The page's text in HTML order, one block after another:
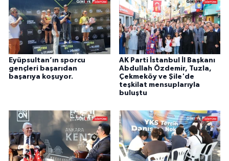
Eyüpsultan’ın sporcu
gençleri başarıdan
başarıya koşuyor.
AK Parti İstanbul İl Başkanı
Abdullah Özdemir, Tuzla,
Çekmeköy ve Şile'de
teşkilat mensuplarıyla
buluştu